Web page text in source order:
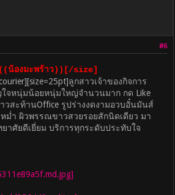
#6
น้องมะพร้าว))[/size]
ลูกสาวเจ้าของกิจการ
จหนุ่มน้อยหนุ่มใหญ่จำนวนมาก กด Like
วสะท้านOffice รูปร่างงดงามอวบอั๋นมันส์
ำ ผิวพรรณขาวสวยรอยสักนิดเดียว มา
าศัยดีเยี่ยม บริการทุกระดับประทับใจ